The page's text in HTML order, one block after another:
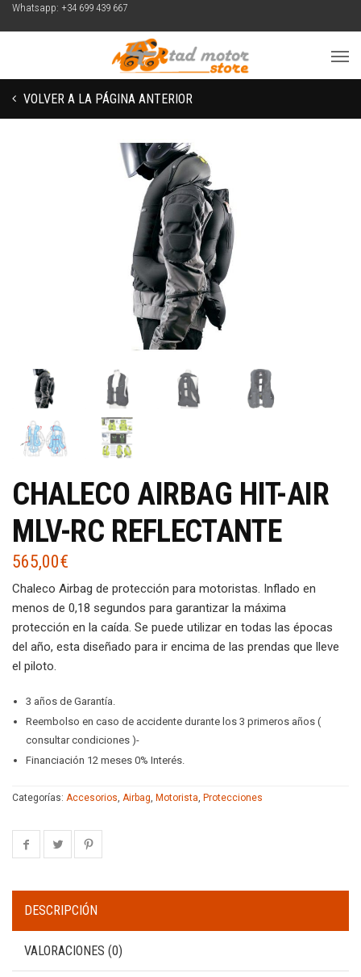
Whatsapp: +34 699 439 667
VOLVER A LA PÁGINA ANTERIOR
CHALECO AIRBAG HIT-AIR
MLV-RC REFLECTANTE
565,00€
Chaleco Airbag de protección para motoristas. Inflado en
menos de 0,18 segundos para garantizar la máxima
protección en la caída. Se puede utilizar en todas las épocas
del año, esta diseñado para ir encima de las prendas que lleve
el piloto.
3 años de Garantía.
Reembolso en caso de accidente durante los 3 primeros años (
consultar condiciones )-
Financiación 12 meses 0% Interés.
Categorías: Accesorios, Airbag, Motorista, Protecciones
DESCRIPCIÓN
VALORACIONES (0)